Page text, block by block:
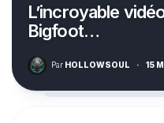
L’incroyable
Bigfoot…
Par HOLLOWSOUL · 15